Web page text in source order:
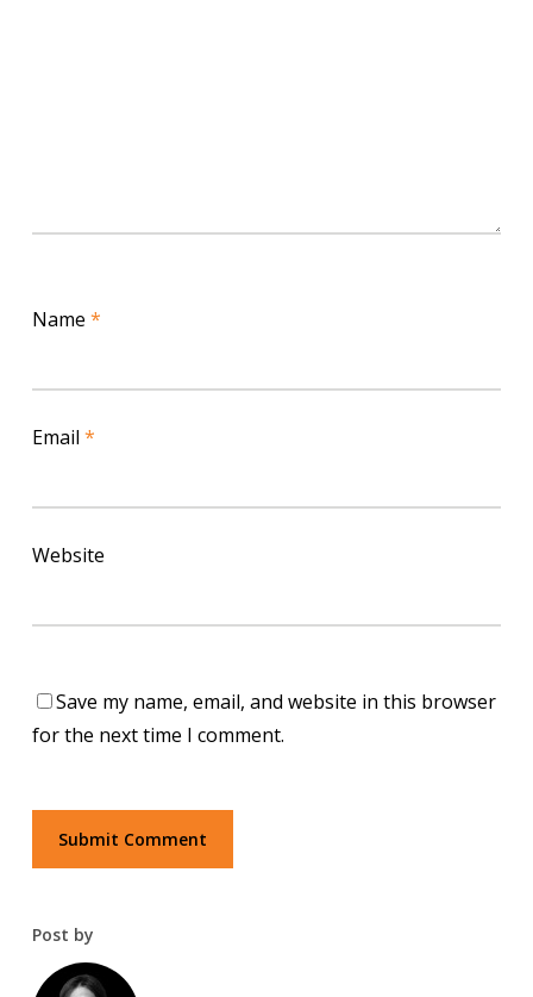
Name *
Email *
Website
Save my name, email, and website in this browser
for the next time I comment.
Post by